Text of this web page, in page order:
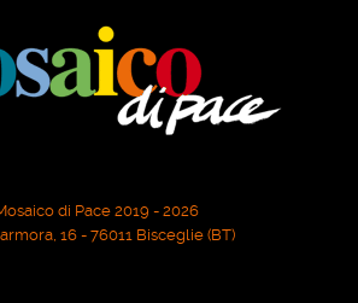
di Pace 2019 - 2026
16 - 76011 Bisceglie (BT)